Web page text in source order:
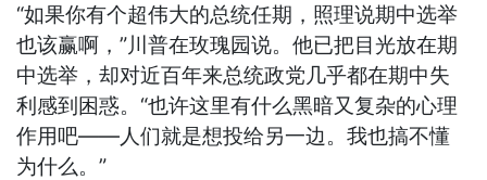
“如果你有个超伟大的总统任期，照理说期中选举
也该赢啊，”川普在玫瑰园说。他已把目光放在期
中选举，却对近百年来总统政党几乎都在期中失
利感到困惑。“也许这里有什么黑暗又复杂的心理
作用吧——人们就是想投给另一边。我也搞不懂
为什么。”